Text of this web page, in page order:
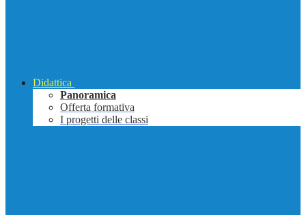
Didattica
Panoramica
Offerta formativa
I progetti delle classi